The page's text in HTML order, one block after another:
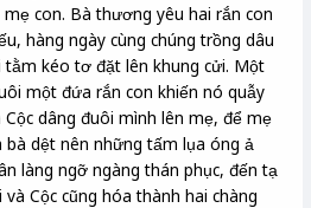
con. Bà thương yêu hai rắn con
hàng ngày cùng chúng trồng dâu
kéo tơ đặt lên khung cửi. Một
một đứa rắn con khiến nó quẫy
dâng đuôi mình lên mẹ, để mẹ
bà dệt nên những tấm lụa óng ả
làng ngỡ ngàng thán phục, đến tạ
Cộc cũng hóa thành hai chàng